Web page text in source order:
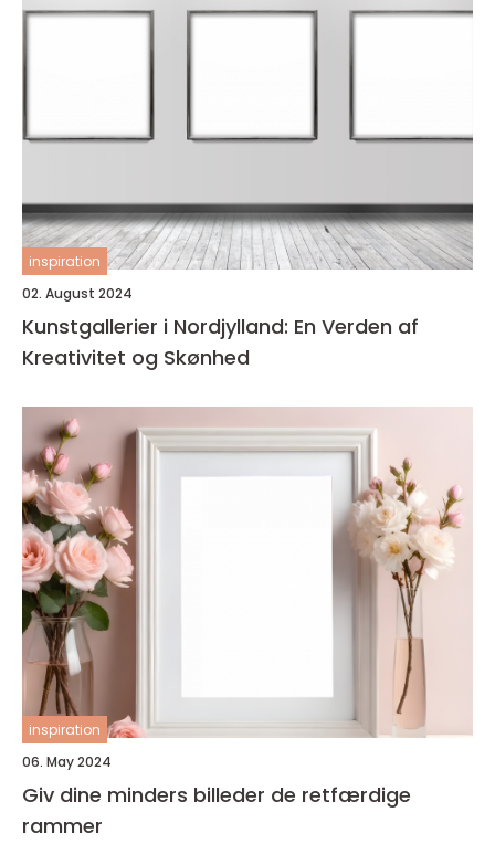
inspiration
02. August 2024
Kunstgallerier i Nordjylland: En Verden af
Kreativitet og Skønhed
inspiration
06. May 2024
Giv dine minders billeder de retfærdige
rammer